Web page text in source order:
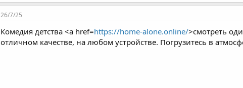
26/7/25
Комедия детства <a href=https://home-alone.online/>смотреть
отличном качестве, на любом устройстве. Погрузитесь в